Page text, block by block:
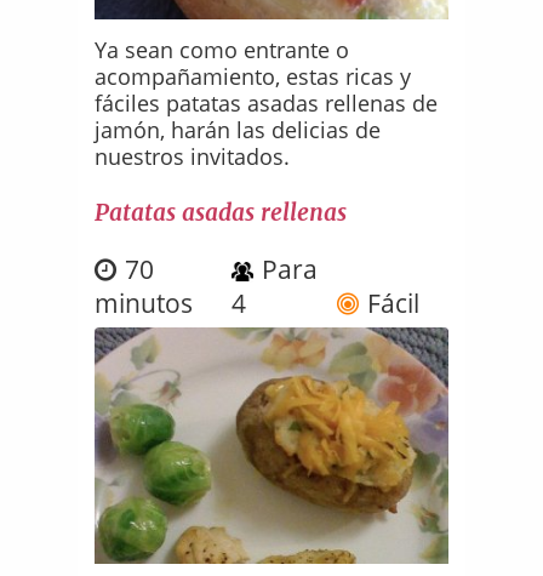
Ya sean como entrante o
acompañamiento, estas ricas y
fáciles patatas asadas rellenas de
jamón, harán las delicias de
nuestros invitados.
Patatas asadas rellenas
70
minutos
Para
4
Fácil